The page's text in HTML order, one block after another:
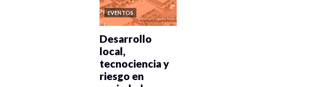
EVENTOS
Desarrollo
local,
tecnociencia y
riesgo en